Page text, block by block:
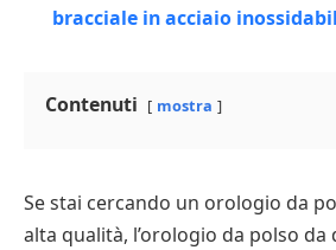
Contenuti mostra
Se stai cercando un orologio da
alta qualità, l’orologio da polso